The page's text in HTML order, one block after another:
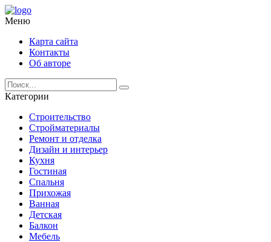
Меню
Карта сайта
Контакты
Об авторе
Категории
Строительство
Стройматериалы
Ремонт и отделка
Дизайн и интерьер
Кухня
Гостиная
Спальня
Прихожая
Ванная
Детская
Балкон
Мебель